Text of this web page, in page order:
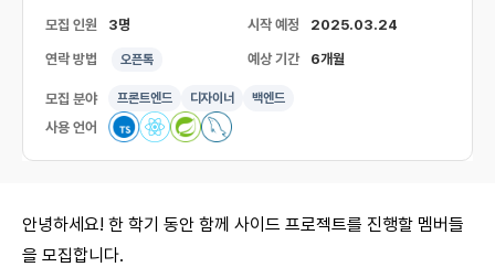
모집 인원 3명 시작 예정 2025.03.24
연락 방법 오픈톡 예상 기간 6개월
모집 분야 프론트엔드 디자이너 백엔드
사용 언어
안녕하세요! 한 학기 동안 함께 사이드 프로젝트를 진행할 멤버들
을 모집합니다.